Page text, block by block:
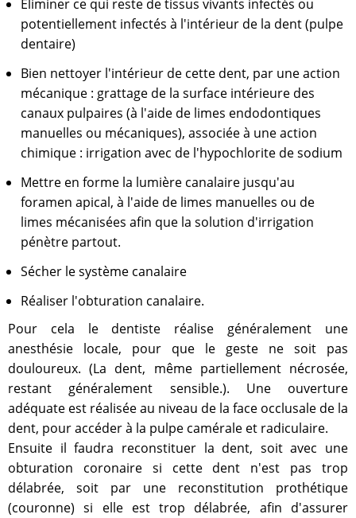
Éliminer ce qui reste de tissus vivants infectés ou
potentiellement infectés à l'intérieur de la dent (pulpe
dentaire)
Bien nettoyer l'intérieur de cette dent, par une action
mécanique : grattage de la surface intérieure des
canaux pulpaires (à l'aide de limes endodontiques
manuelles ou mécaniques), associée à une action
chimique : irrigation avec de l'hypochlorite de sodium
Mettre en forme la lumière canalaire jusqu'au
foramen apical, à l'aide de limes manuelles ou de
limes mécanisées afin que la solution d'irrigation
pénètre partout.
Sécher le système canalaire
Réaliser l'obturation canalaire.
Pour cela le dentiste réalise généralement une
anesthésie locale, pour que le geste ne soit pas
douloureux. (La dent, même partiellement nécrosée,
restant généralement sensible.). Une ouverture
adéquate est réalisée au niveau de la face occlusale de la
dent, pour accéder à la pulpe camérale et radiculaire.
Ensuite il faudra reconstituer la dent, soit avec une
obturation coronaire si cette dent n'est pas trop
délabrée, soit par une reconstitution prothétique
(couronne) si elle est trop délabrée, afin d'assurer